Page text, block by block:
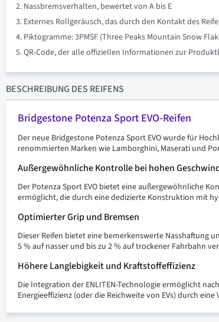
Nassbremsverhalten, bewertet von A bis E
Externes Rollgeräusch, das durch den Kontakt des
Piktogramme: 3PMSF (Three Peaks Mountain Snow
QR-Code, der alle offiziellen Informationen zur
BESCHREIBUNG DES REIFENS
Bridgestone Potenza Sport EVO-Reifen
Der neue Bridgestone Potenza Sport EVO wurde für
renommierten Marken wie Lamborghini, Maserati und
Außergewöhnliche Kontrolle bei hohen
Der Potenza Sport EVO bietet eine außergewöhnliche
ermöglicht, die durch eine dedizierte Konstruktion mit
Optimierter Grip und Bremsen
Dieser Reifen bietet eine bemerkenswerte Nasshaftung
5 % auf nasser und bis zu 2 % auf trockener Fahrbahn
Höhere Langlebigkeit und Kraftstoffeffizienz
Die Integration der ENLITEN-Technologie ermöglicht
Energieeffizienz (oder die Reichweite von EVs) durch